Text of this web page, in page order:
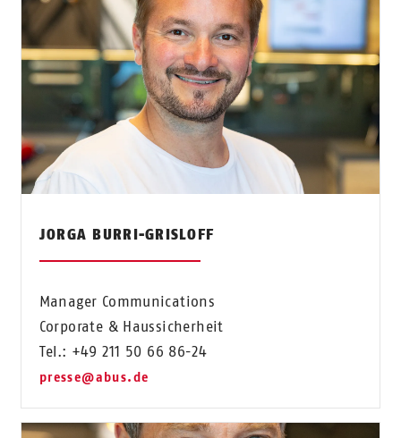
JORGA BURRI-GRISLOFF
Manager Communications
Corporate & Haussicherheit
Tel.: +49 211 50 66 86-24
presse@abus.de